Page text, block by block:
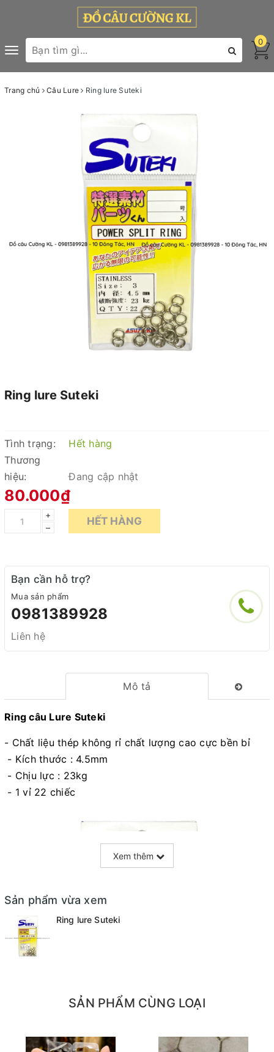
Toggle
navigation
0
Trang chủ Câu Lure Ring lure Suteki
Ring lure Suteki
Tình trạng:
Hết hàng
Thương
hiệu:
Đang cập nhật
80.000₫
+
–
HẾT HÀNG
Bạn cần hỗ trợ?
Mua sản phẩm
0981389928
Liên hệ
Mô tả
Ring câu Lure Suteki
- Chất liệu thép không rỉ chất lượng cao cực bền bỉ
- Kích thước : 4.5mm
- Chịu lực : 23kg
- 1 vỉ 22 chiếc
Xem thêm
Sản phẩm vừa xem
Ring lure Suteki
SẢN PHẨM CÙNG LOẠI